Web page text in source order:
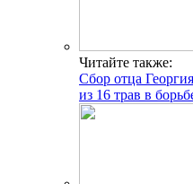
Читайте также:
Сбор отца
из 16 трав в